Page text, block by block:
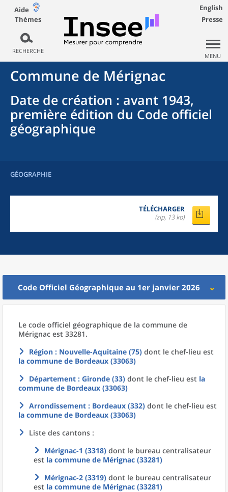
Aide
Thèmes
RECHERCHE
English
Presse
MENU
Commune de Mérignac
Date de création : avant 1943,
première édition du Code officiel
géographique
GÉOGRAPHIE
TÉLÉCHARGER
(zip, 13 ko)
Code Officiel Géographique au 1er janvier 2026
Le code officiel géographique de la commune de
Mérignac est 33281.
Région : Nouvelle-Aquitaine (75) dont le chef-lieu est
la commune de Bordeaux (33063)
Département : Gironde (33) dont le chef-lieu est la
commune de Bordeaux (33063)
Arrondissement : Bordeaux (332) dont le chef-lieu est
la commune de Bordeaux (33063)
Liste des cantons :
Mérignac-1 (3318) dont le bureau centralisateur
est la commune de Mérignac (33281)
Mérignac-2 (3319) dont le bureau centralisateur
est la commune de Mérignac (33281)